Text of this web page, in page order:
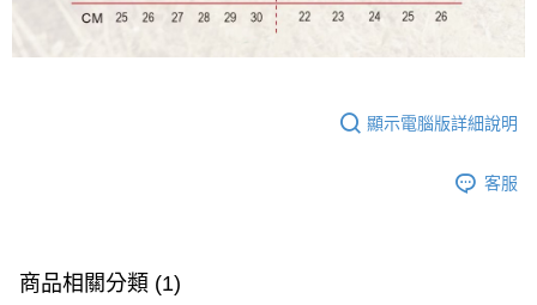
顯示電腦版詳細說明
客服
商品相關分類 (1)